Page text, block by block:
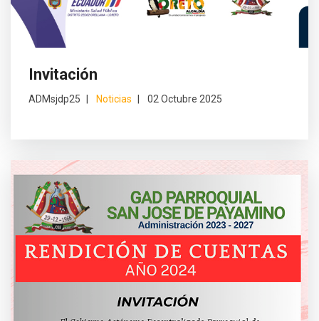
Invitación
ADMsjdp25 Noticias 02 Octubre 2025